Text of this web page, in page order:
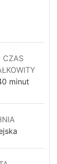
CZAS
minuty
minut